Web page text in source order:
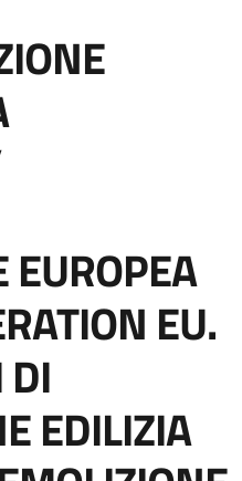
EUROPEA
EU.
EDILIZIA